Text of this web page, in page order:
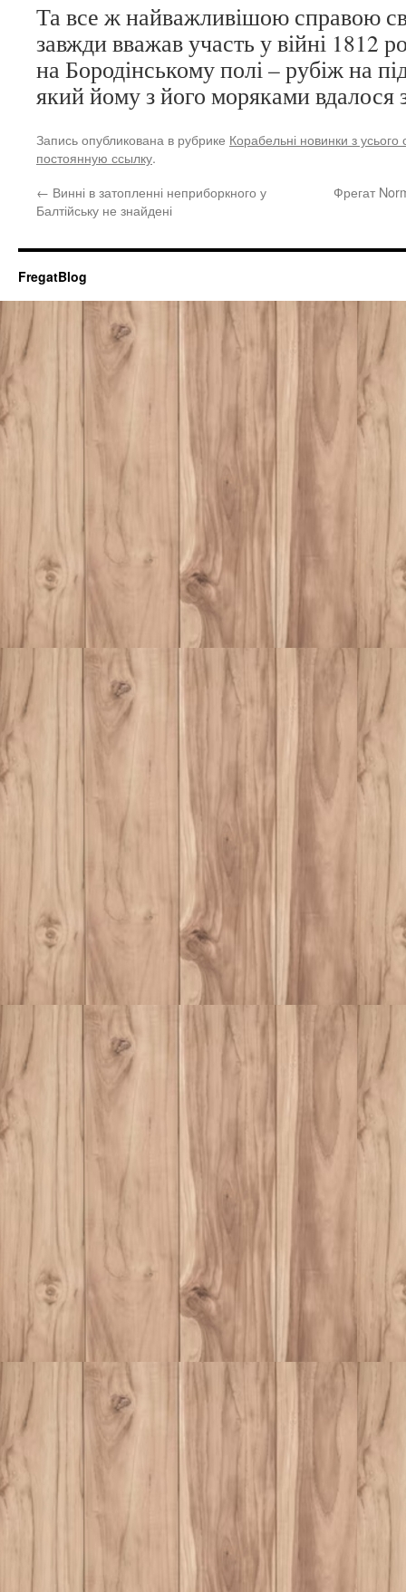
Та все ж найважливішою справою
завжди вважав участь у війні 1812
на Бородінському полі – рубіж на
який йому з його моряками вдалося
Запись опубликована в рубрике Корабельні новинки з усього
постоянную ссылку.
← Винні в затопленні неприборкного у
Балтійську не знайдені
Фрегат
FregatBlog